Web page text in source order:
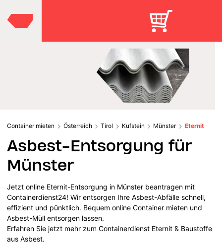
Container mieten Österreich Tirol Kufstein Münster Eternit
Asbest-Entsorgung für
Münster
Jetzt online Eternit-Entsorgung in Münster beantragen mit
Containerdienst24! Wir entsorgen Ihre Asbest-Abfälle schnell,
effizient und pünktlich. Bequem online Container mieten und
Asbest-Müll entsorgen lassen.
Erfahren Sie jetzt mehr zum Containerdienst Eternit & Baustoffe
aus Asbest.